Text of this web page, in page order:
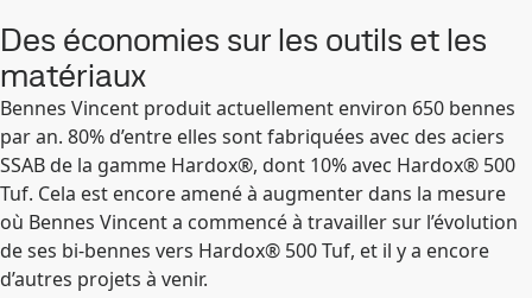
Des économies sur les outils et les
matériaux
Bennes Vincent produit actuellement environ 650 bennes
par an. 80% d’entre elles sont fabriquées avec des aciers
SSAB de la gamme Hardox®, dont 10% avec Hardox® 500
Tuf. Cela est encore amené à augmenter dans la mesure
où Bennes Vincent a commencé à travailler sur l’évolution
de ses bi-bennes vers Hardox® 500 Tuf, et il y a encore
d’autres projets à venir.